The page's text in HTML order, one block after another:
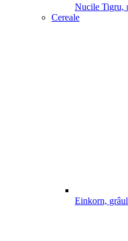
Nucile Tigru,
Cereale
Einkorn,